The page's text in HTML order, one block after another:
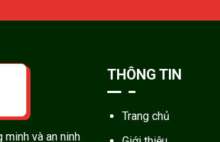
và an ninh
THÔNG TIN
Trang chủ